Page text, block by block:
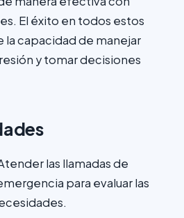
El éxito en todos estos
capacidad de manejar
y tomar decisiones
las llamadas de
para evaluar las